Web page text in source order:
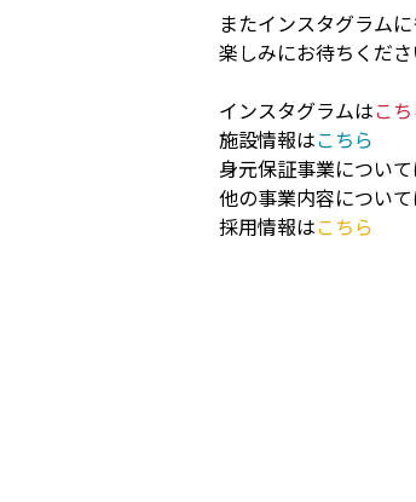
またインスタグラム
楽しみにお待ちくださ
インスタグラムはこ
施設情報はこちら
身元保証事業につい
他の事業内容につい
採用情報はこちら